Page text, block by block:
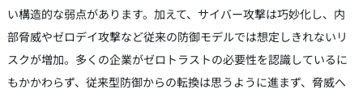
い構造的な弱点があります。加えて、サイバー攻撃は巧妙化し、内
部脅威やゼロデイ攻撃など従来の防御モデルでは想定しきれないリ
スクが増加。多くの企業がゼロトラストの必要性を認識しているに
もかかわらず、従来型防御からの転換は思うように進まず、脅威へ